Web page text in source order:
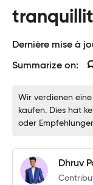
Dernière mise à
Summarize on:
Wir verdienen
kaufen. Dies hat
oder
Dhruv